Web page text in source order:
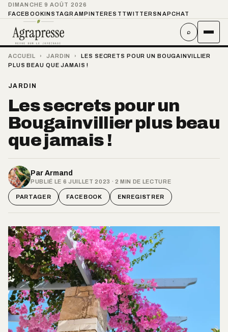
DIMANCHE 9 AOÛT 2026
FACEBOOKINSTAGRAMPINTEREST TWITTER SNAPCHAT
⌕
ACCUEIL › JARDIN ›
LES SECRETS POUR UN BOUGAINVILLIER
PLUS BEAU QUE JAMAIS !
JARDIN
Les secrets pour un
Bougainvillier plus beau
que jamais !
Par Armand
PUBLIÉ LE 6 JUILLET 2023 · 2 MIN DE LECTURE
PARTAGER FACEBOOK ENREGISTRER